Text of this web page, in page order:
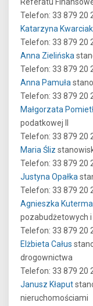
Telefon: 33 879 20
Katarzyna Kwarciak
Telefon: 33 879 20
Anna Zielińska
Telefon: 33 879 20
Anna Pamuła
Telefon: 33 879 20
Małgorzata
podatkowej II
Telefon: 33 879 20
Maria Śliz
Telefon: 33 879 20
Justyna Opałka
Telefon: 33 879 20
Agnieszka
pozabudżetowych
Telefon: 33 879 20
Elżbieta Całus
drogownictwa
Telefon: 33 879 20
Janusz Kłaput
nieruchomościami